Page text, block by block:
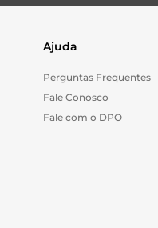
Ajuda
Perguntas Frequentes
Fale Conosco
Fale com o DPO